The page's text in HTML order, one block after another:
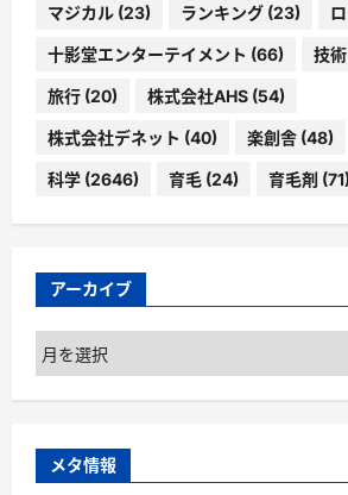
マジカル (23) ランキング (23)
十影堂エンターテイメント (66) 技術
旅行 (20) 株式会社AHS (54)
株式会社デネット (40) 楽創舎 (48)
科学 (2646) 育毛 (24) 育毛剤 (71)
アーカイブ
ア
ー
カ
ブ
メタ情報